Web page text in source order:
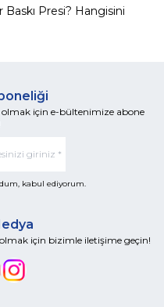
Presi? Hangisini
için e-bültenimize abone
kabul ediyorum.
için bizimle iletişime geçin!